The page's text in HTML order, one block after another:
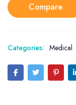
Compare
Categories: Medical